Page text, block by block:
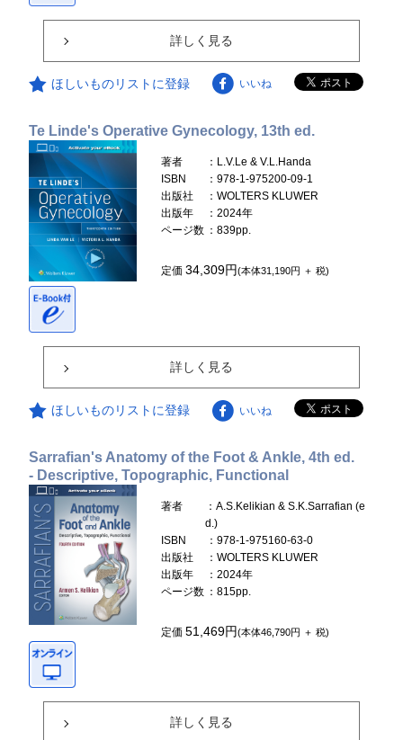
詳しく見る
ほしいものリストに登録 いいね
Te Linde's Operative Gynecology, 13th ed.
著者
：L.V.Le & V.L.Handa
ISBN
：978-1-975200-09-1
出版社
：WOLTERS KLUWER
出版年
：2024年
ページ数 ：839pp.
定価34,309円(本体31,190円 ＋ 税)
詳しく見る
ほしいものリストに登録 いいね
Sarrafian's Anatomy of the Foot & Ankle, 4th ed.
- Descriptive, Topographic, Functional
著者
：A.S.Kelikian & S.K.Sarrafian (e
d.)
ISBN
：978-1-975160-63-0
出版社
：WOLTERS KLUWER
出版年
：2024年
ページ数 ：815pp.
定価51,469円(本体46,790円 ＋ 税)
詳しく見る